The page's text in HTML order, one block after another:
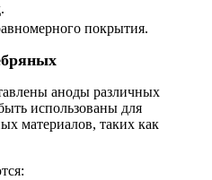
покрытия.
аноды различных
использованы для
материалов, таких как